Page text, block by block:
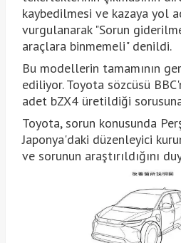
kaybedilmesi ve kazaya yol
vurgulanarak "Sorun
araçlara binmemeli" denildi.
Bu modellerin tamamının
ediliyor. Toyota sözcüsü
adet bZX4 üretildiği
Toyota, sorun konusunda
Japonya'daki düzenleyici
ve sorunun araştırıldığını